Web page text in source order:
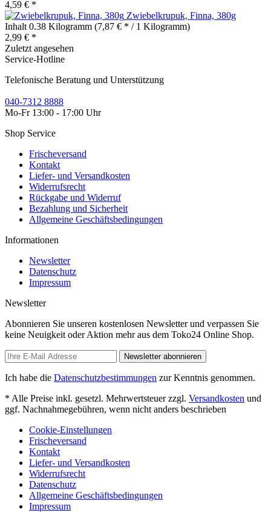
4,59 € *
Zwiebelkrupuk, Finna, 380g
Inhalt 0.38 Kilogramm (7,87 € * / 1 Kilogramm)
2,99 € *
Zuletzt angesehen
Service-Hotline
Telefonische Beratung und Unterstützung
040-7312 8888
Mo-Fr 13:00 - 17:00 Uhr
Shop Service
Frischeversand
Kontakt
Liefer- und Versandkosten
Widerrufsrecht
Rückgabe und Widerruf
Bezahlung und Sicherheit
Allgemeine Geschäftsbedingungen
Informationen
Newsletter
Datenschutz
Impressum
Newsletter
Abonnieren Sie unseren kostenlosen Newsletter und verpassen Sie
keine Neuigkeit oder Aktion mehr aus dem Toko24 Online Shop.
Newsletter abonnieren
Ich habe die Datenschutzbestimmungen zur Kenntnis genommen.
* Alle Preise inkl. gesetzl. Mehrwertsteuer zzgl. Versandkosten und
ggf. Nachnahmegebühren, wenn nicht anders beschrieben
Cookie-Einstellungen
Frischeversand
Kontakt
Liefer- und Versandkosten
Widerrufsrecht
Datenschutz
Allgemeine Geschäftsbedingungen
Impressum